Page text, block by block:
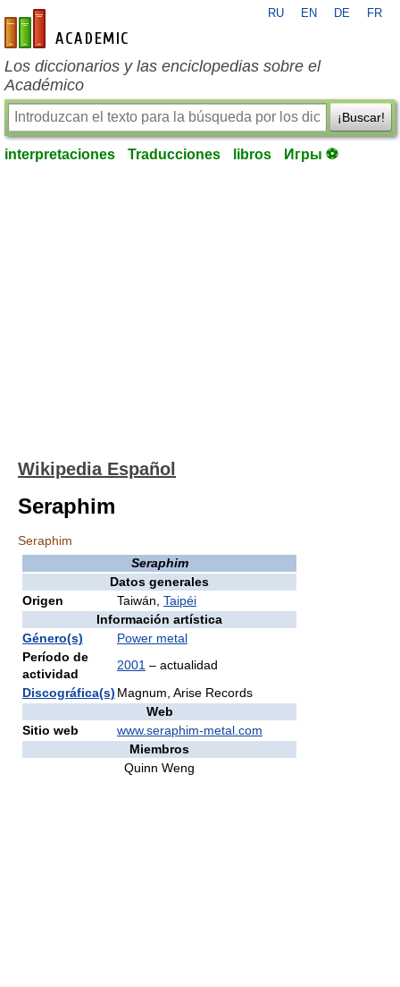
es-academic.com
RU EN DE FR
Los diccionarios y las enciclopedias sobre el
Académico
¡Buscar!
interpretaciones Traducciones libros Игры ⚽
Wikipedia Español
Seraphim
Seraphim
Seraphim
Datos generales
Origen
Taiwán, Taipéi
Información artística
Género(s)
Power metal
Período de
actividad
2001 – actualidad
Discográfica(s) Magnum, Arise Records
Web
Sitio web
www.seraphim-metal.com
Miembros
Quinn Weng